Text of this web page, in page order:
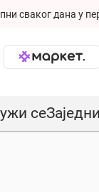
сваког дана у
се